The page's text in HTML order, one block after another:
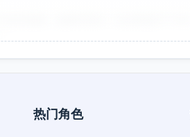
热门角色